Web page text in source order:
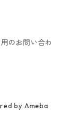
のお問い合わ
by Ameba